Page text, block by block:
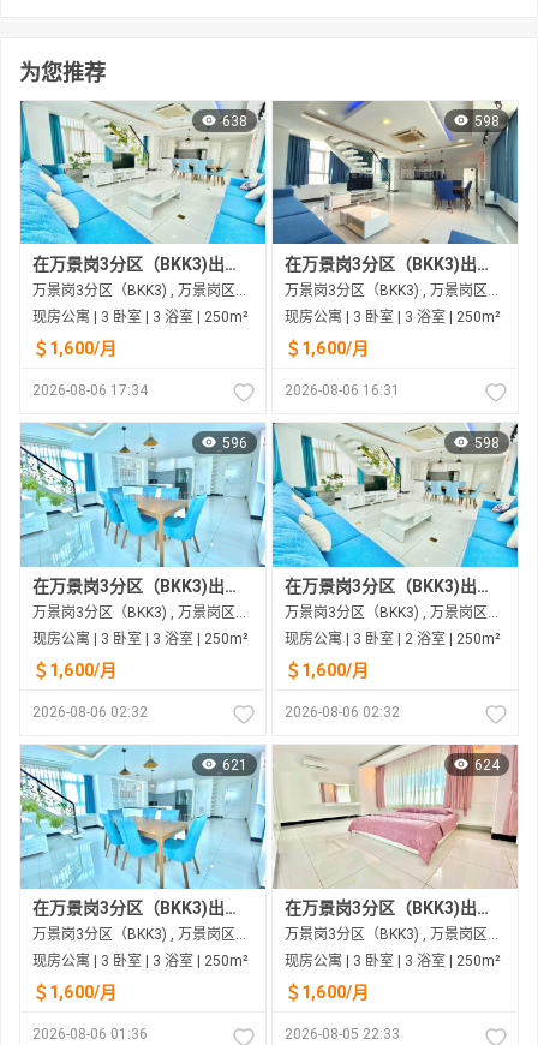
为您推荐
638
在万景岗3分区（BKK3)出租的现房公寓
万景岗3分区（BKK3) , 万景岗区（BKK) , 金边市
现房公寓 | 3 卧室 | 3 浴室 | 250m²
＄1,600/月
2026-08-06 17:34
598
在万景岗3分区（BKK3)出租的现房公寓
万景岗3分区（BKK3) , 万景岗区（BKK) , 金边市
现房公寓 | 3 卧室 | 3 浴室 | 250m²
＄1,600/月
2026-08-06 16:31
596
在万景岗3分区（BKK3)出租的现房公寓
万景岗3分区（BKK3) , 万景岗区（BKK) , 金边市
现房公寓 | 3 卧室 | 3 浴室 | 250m²
＄1,600/月
2026-08-06 02:32
598
在万景岗3分区（BKK3)出租的现房公寓
万景岗3分区（BKK3) , 万景岗区（BKK) , 金边市
现房公寓 | 3 卧室 | 2 浴室 | 250m²
＄1,600/月
2026-08-06 02:32
621
在万景岗3分区（BKK3)出租的现房公寓
万景岗3分区（BKK3) , 万景岗区（BKK) , 金边市
现房公寓 | 3 卧室 | 3 浴室 | 250m²
＄1,600/月
2026-08-06 01:36
624
在万景岗3分区（BKK3)出租的现房公寓
万景岗3分区（BKK3) , 万景岗区（BKK) , 金边市
现房公寓 | 3 卧室 | 3 浴室 | 250m²
＄1,600/月
2026-08-05 22:33